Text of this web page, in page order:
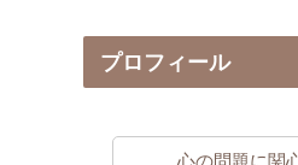
プロフィール